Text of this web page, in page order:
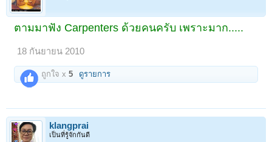
ตามมาฟัง Carpenters ด้วยคนครับ เพราะมาก.....
18 กันยายน 2010
ถูกใจ x5 ดูรายการ
klangprai
เป็นที่รู้จักกันดี